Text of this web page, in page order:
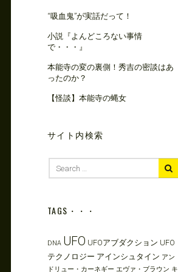
“吸血鬼”が実話だって！
小説『よんどころない事情
で・・・』
本能寺の変の裏側！秀吉の密談はあ
ったのか？
【怪談】本能寺の蝿女
サイト内検索
for:
TAGS・・・
DNA UFO UFOアブダクション UFO
テクノロジー アインシュタイン アン
ドリュー・カーネギー エヴァ・ブラウン キ